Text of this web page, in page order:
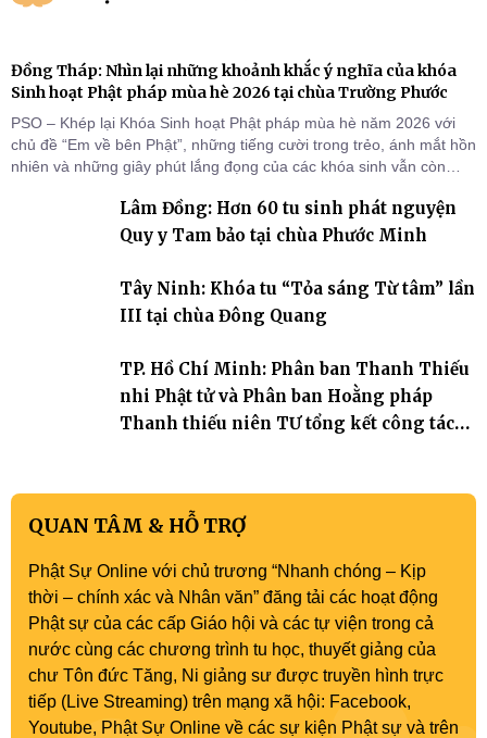
Đồng Tháp: Nhìn lại những khoảnh khắc ý nghĩa của khóa
Sinh hoạt Phật pháp mùa hè 2026 tại chùa Trường Phước
PSO – Khép lại Khóa Sinh hoạt Phật pháp mùa hè năm 2026 với
chủ đề “Em về bên Phật”, những tiếng cười trong trẻo, ánh mắt hồn
nhiên và những giây phút lắng đọng của các khóa sinh vẫn còn
Tháp). Những tuần tu học ngắn ngủi nhưng đã trở thành hành
trang quý báu, gieo những hạt giống thiện l
Lâm Đồng: Hơn 60 tu sinh phát nguyện
Quy y Tam bảo tại chùa Phước Minh
Tây Ninh: Khóa tu “Tỏa sáng Từ tâm” lần
III tại chùa Đông Quang
TP. Hồ Chí Minh: Phân ban Thanh Thiếu
nhi Phật tử và Phân ban Hoằng pháp
Thanh thiếu niên TƯ tổng kết công tác
QUAN TÂM & HỖ TRỢ
Phật Sự Online với chủ trương “Nhanh chóng – Kịp
thời – chính xác và Nhân văn” đăng tải các hoạt động
Phật sự của các cấp Giáo hội và các tự viện trong cả
nước cùng các chương trình tu học, thuyết giảng của
chư Tôn đức Tăng, Ni giảng sư được truyền hình trực
tiếp (Live Streaming) trên mạng xã hội: Facebook,
Youtube, Phật Sự Online về các sự kiện Phật sự và trên